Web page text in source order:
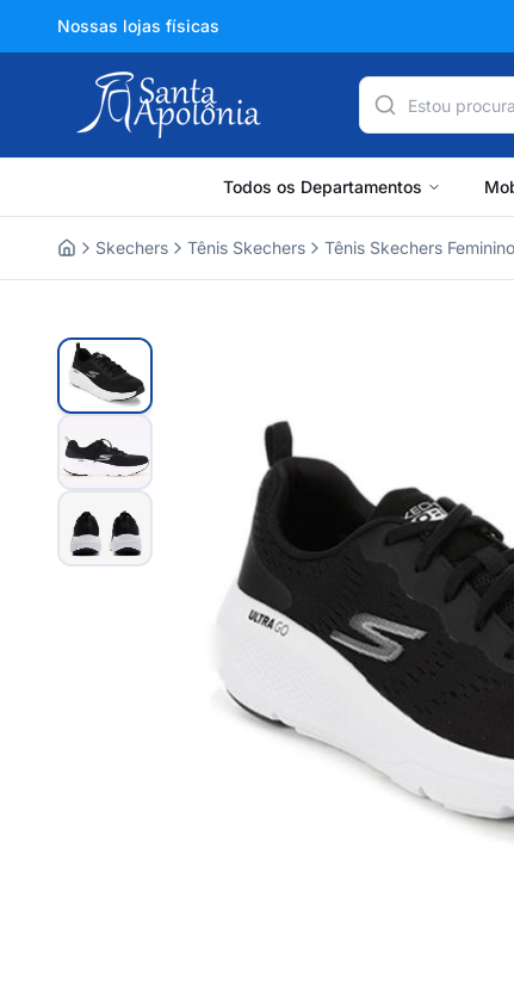
Nossas lojas físicas
Todos os Departamentos
Skechers Tênis Skechers Tênis Skechers Feminino